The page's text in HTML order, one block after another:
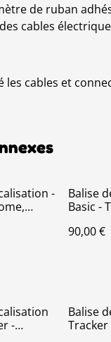
de ruban
cables
les cables et
-
Balise
Basic -
90,00 €
-
Balise